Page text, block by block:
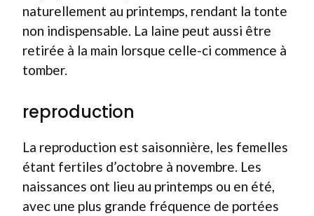
naturellement au printemps, rendant la tonte
non indispensable. La laine peut aussi être
retirée à la main lorsque celle-ci commence à
tomber.
reproduction
La reproduction est saisonnière, les femelles
étant fertiles d’octobre à novembre. Les
naissances ont lieu au printemps ou en été,
avec une plus grande fréquence de portées